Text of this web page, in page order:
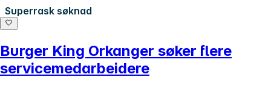
Superrask søknad
Burger King Orkanger søker flere
servicemedarbeidere